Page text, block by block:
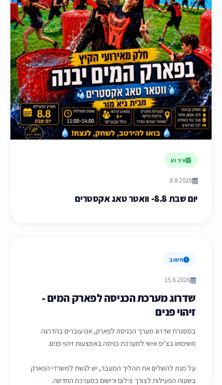
אירוע
8.8.2026
יום שבת 8.8- וואטר טאג אקסטרים
חשוב
15.6.2026
שדרוג מערכת הכניסה לפארק המים -
זיהוי פנים
במסגרת שדרוג מערך הכניסה לפארק, אנו עוברים בהדרגה
משימוש בצ'יפ אישי למערכת כניסה באמצעות זיהוי פנים.
על מנת להשלים את תהליך המעבר, יש לגשת למשרדי הפארק
בשעות הפעילות לצורך צילום ורישום במערכת החדשה.